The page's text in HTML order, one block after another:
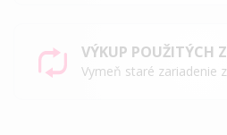
VÝKUP POUŽITÝCH
Vymeň staré zariadenie